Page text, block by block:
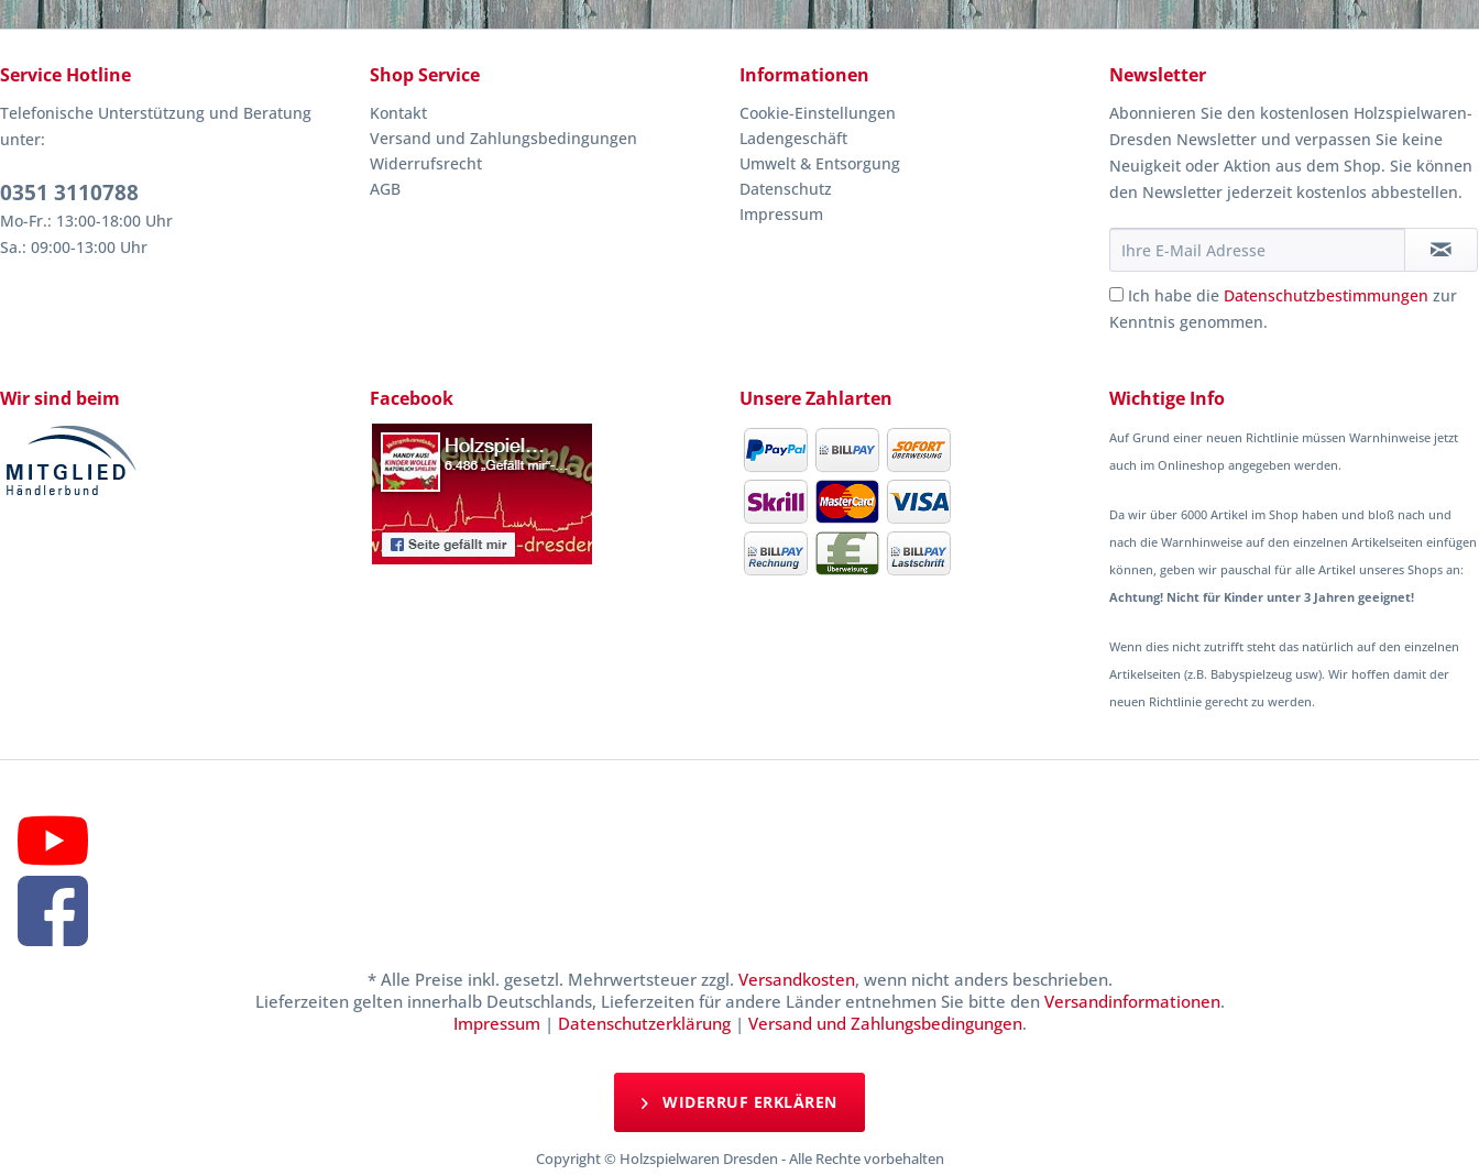
Service Hotline
Telefonische Unterstützung und Beratung
unter:
0351 3110788
Mo-Fr.: 13:00-18:00 Uhr
Sa.: 09:00-13:00 Uhr
Shop Service
Kontakt
Versand und Zahlungsbedingungen
Widerrufsrecht
AGB
Informationen
Cookie-Einstellungen
Ladengeschäft
Umwelt & Entsorgung
Datenschutz
Impressum
Newsletter
Abonnieren Sie den kostenlosen Holzspielwaren-
Dresden Newsletter und verpassen Sie keine
Neuigkeit oder Aktion aus dem Shop. Sie können
den Newsletter jederzeit kostenlos abbestellen.
Ich habe die Datenschutzbestimmungen zur
Kenntnis genommen.
Wir sind beim Facebook Unsere Zahlarten Wichtige Info
Auf Grund einer neuen Richtlinie müssen Warnhinweise jetzt
auch im Onlineshop angegeben werden.
Da wir über 6000 Artikel im Shop haben und bloß nach und
nach die Warnhinweise auf den einzelnen Artikelseiten einfügen
können, geben wir pauschal für alle Artikel unseres Shops an:
Achtung! Nicht für Kinder unter 3 Jahren geeignet!
Wenn dies nicht zutrifft steht das natürlich auf den einzelnen
Artikelseiten (z.B. Babyspielzeug usw). Wir hoffen damit der
neuen Richtlinie gerecht zu werden.
* Alle Preise inkl. gesetzl. Mehrwertsteuer zzgl. Versandkosten, wenn nicht anders beschrieben.
Lieferzeiten gelten innerhalb Deutschlands, Lieferzeiten für andere Länder entnehmen Sie bitte den Versandinformationen.
Impressum | Datenschutzerklärung| Versand und Zahlungsbedingungen.
WIDERRUF ERKLÄREN
Copyright © Holzspielwaren Dresden - Alle Rechte vorbehalten